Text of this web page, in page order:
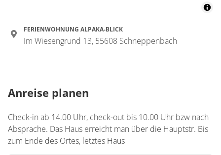
FERIENWOHNUNG ALPAKA-BLICK
Im Wiesengrund 13, 55608 Schneppenbach
Anreise planen
Check-in ab 14.00 Uhr, check-out bis 10.00 Uhr bzw nach
Absprache. Das Haus erreicht man über die Hauptstr. Bis
zum Ende des Ortes, letztes Haus